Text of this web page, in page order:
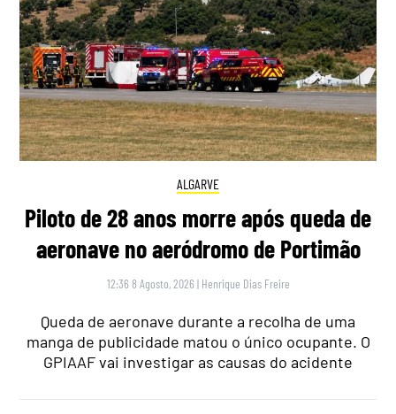
ALGARVE
Piloto de 28 anos morre após queda de
aeronave no aeródromo de Portimão
12:36 8 Agosto, 2026 | Henrique Dias Freire
Queda de aeronave durante a recolha de uma
manga de publicidade matou o único ocupante. O
GPIAAF vai investigar as causas do acidente